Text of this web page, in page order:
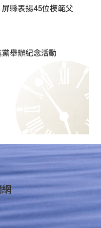
屏縣表揚45位模範父
舉辦紀念活動